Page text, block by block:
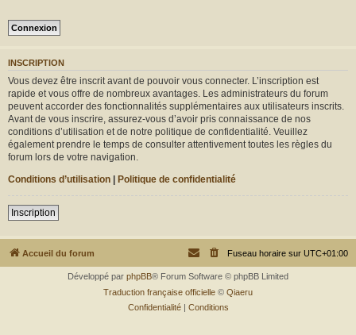
INSCRIPTION
Vous devez être inscrit avant de pouvoir vous connecter. L’inscription est
rapide et vous offre de nombreux avantages. Les administrateurs du forum
peuvent accorder des fonctionnalités supplémentaires aux utilisateurs inscrits.
Avant de vous inscrire, assurez-vous d’avoir pris connaissance de nos
conditions d’utilisation et de notre politique de confidentialité. Veuillez
également prendre le temps de consulter attentivement toutes les règles du
forum lors de votre navigation.
Conditions d’utilisation
Politique de confidentialité
Inscription
Accueil du forum Fuseau horaire sur UTC+01:00
Développé par phpBB® Forum Software © phpBB Limited
Traduction française officielle © Qiaeru
Confidentialité| Conditions